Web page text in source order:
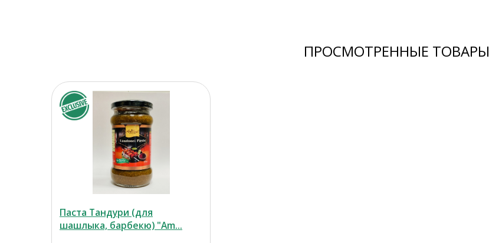
ПРОСМОТРЕННЫЕ ТОВАРЫ
Паста Тандури (для
шашлыка, барбекю) "Am...